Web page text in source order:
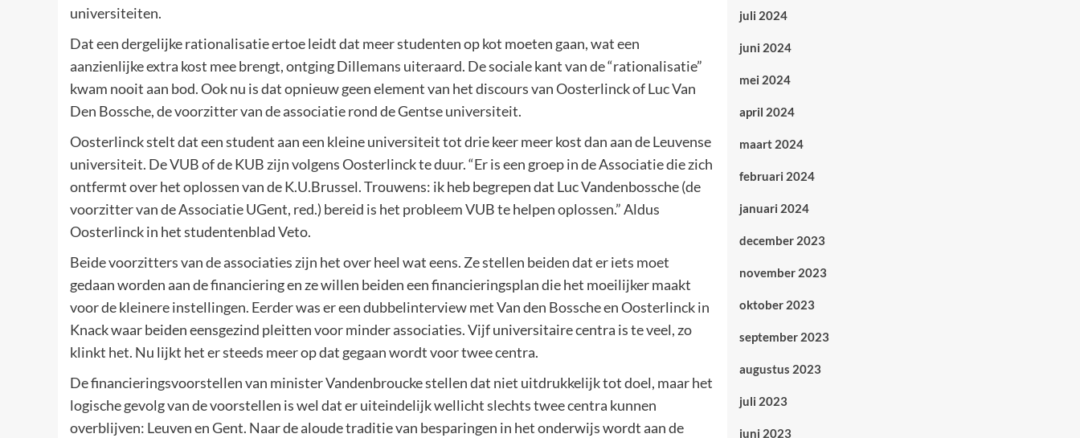
universiteiten.
Dat een dergelijke rationalisatie ertoe leidt dat meer studenten op kot moeten gaan, wat een
aanzienlijke extra kost mee brengt, ontging Dillemans uiteraard. De sociale kant van de “rationalisatie”
kwam nooit aan bod. Ook nu is dat opnieuw geen element van het discours van Oosterlinck of Luc Van
Den Bossche, de voorzitter van de associatie rond de Gentse universiteit.
Oosterlinck stelt dat een student aan een kleine universiteit tot drie keer meer kost dan aan de Leuvense
universiteit. De VUB of de KUB zijn volgens Oosterlinck te duur. “Er is een groep in de Associatie die zich
ontfermt over het oplossen van de K.U.Brussel. Trouwens: ik heb begrepen dat Luc Vandenbossche (de
voorzitter van de Associatie UGent, red.) bereid is het probleem VUB te helpen oplossen.” Aldus
Oosterlinck in het studentenblad Veto.
Beide voorzitters van de associaties zijn het over heel wat eens. Ze stellen beiden dat er iets moet
gedaan worden aan de financiering en ze willen beiden een financieringsplan die het moeilijker maakt
voor de kleinere instellingen. Eerder was er een dubbelinterview met Van den Bossche en Oosterlinck in
Knack waar beiden eensgezind pleitten voor minder associaties. Vijf universitaire centra is te veel, zo
klinkt het. Nu lijkt het er steeds meer op dat gegaan wordt voor twee centra.
De financieringsvoorstellen van minister Vandenbroucke stellen dat niet uitdrukkelijk tot doel, maar het
logische gevolg van de voorstellen is wel dat er uiteindelijk wellicht slechts twee centra kunnen
overblijven: Leuven en Gent. Naar de aloude traditie van besparingen in het onderwijs wordt aan de
juli 2024
juni 2024
mei 2024
april 2024
maart 2024
februari 2024
januari 2024
december 2023
november 2023
oktober 2023
september 2023
augustus 2023
juli 2023
juni 2023